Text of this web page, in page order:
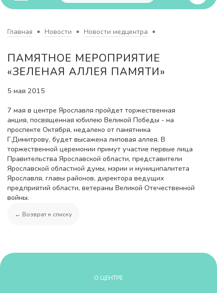
Главная Новости Новости медцентра
ПАМЯТНОЕ МЕРОПРИЯТИЕ
«ЗЕЛЕНАЯ АЛЛЕЯ ПАМЯТИ»
5 мая 2015
7 мая в центре Ярославля пройдет торжественная
акция, посвященная юбилею Великой Победы - на
проспекте Октября, недалеко от памятника
Г.Димитрову, будет высажена липовая аллея. В
торжественной церемонии примут участие первые лица
Правительства Ярославской области, представители
Ярославской областной думы, мэрии и муниципалитета
Ярославля, главы районов, директора ведущих
предприятий области, ветераны Великой Отечественной
войны.
← Возврат к списку
О ЦЕНТРЕ